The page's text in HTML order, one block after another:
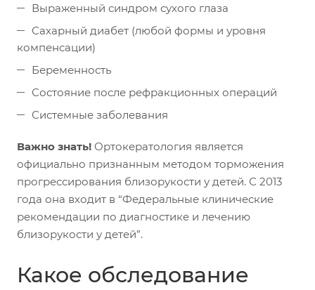
Выраженный синдром сухого глаза
Сахарный диабет (любой формы и уровня
компенсации)
Беременность
Состояние после рефракционных операций
Системные заболевания
Важно знать! Ортокератология является
официально признанным методом торможения
прогрессирования близорукости у детей. С 2013
года она входит в “Федеральные клинические
рекомендации по диагностике и лечению
близорукости у детей”.
Какое обследование